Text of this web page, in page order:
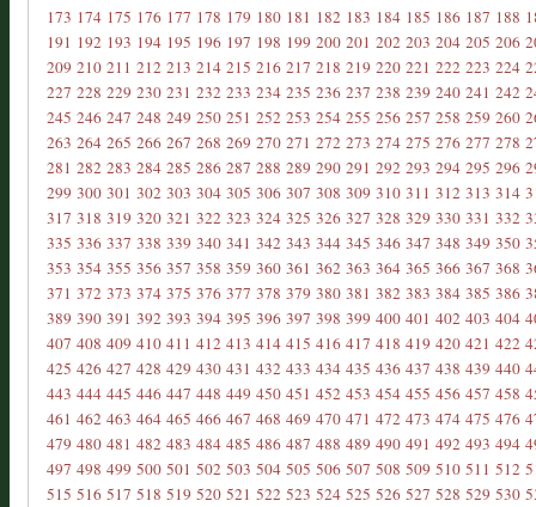
173 174 175 176 177 178 179 180 181 182 183 184 185 186 187 188
191 192 193 194 195 196 197 198 199 200 201 202 203 204 205 206
209 210 211 212 213 214 215 216 217 218 219 220 221 222 223 224
227 228 229 230 231 232 233 234 235 236 237 238 239 240 241 242
245 246 247 248 249 250 251 252 253 254 255 256 257 258 259 260
263 264 265 266 267 268 269 270 271 272 273 274 275 276 277 278
281 282 283 284 285 286 287 288 289 290 291 292 293 294 295 296
299 300 301 302 303 304 305 306 307 308 309 310 311 312 313 314
317 318 319 320 321 322 323 324 325 326 327 328 329 330 331 332
335 336 337 338 339 340 341 342 343 344 345 346 347 348 349 350
353 354 355 356 357 358 359 360 361 362 363 364 365 366 367 368
371 372 373 374 375 376 377 378 379 380 381 382 383 384 385 386
389 390 391 392 393 394 395 396 397 398 399 400 401 402 403 404
407 408 409 410 411 412 413 414 415 416 417 418 419 420 421 422
425 426 427 428 429 430 431 432 433 434 435 436 437 438 439 440
443 444 445 446 447 448 449 450 451 452 453 454 455 456 457 458
461 462 463 464 465 466 467 468 469 470 471 472 473 474 475 476
479 480 481 482 483 484 485 486 487 488 489 490 491 492 493 494
497 498 499 500 501 502 503 504 505 506 507 508 509 510 511 512
515 516 517 518 519 520 521 522 523 524 525 526 527 528 529 530